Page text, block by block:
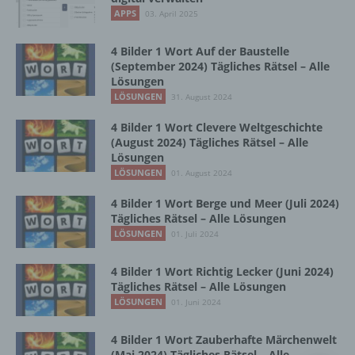
APPS 03. April 2025
4 Bilder 1 Wort Auf der Baustelle
(September 2024) Tägliches Rätsel – Alle
Lösungen
LÖSUNGEN 31. August 2024
4 Bilder 1 Wort Clevere Weltgeschichte
(August 2024) Tägliches Rätsel – Alle
Lösungen
LÖSUNGEN 01. August 2024
4 Bilder 1 Wort Berge und Meer (Juli 2024)
Tägliches Rätsel – Alle Lösungen
LÖSUNGEN 01. Juli 2024
4 Bilder 1 Wort Richtig Lecker (Juni 2024)
Tägliches Rätsel – Alle Lösungen
LÖSUNGEN 01. Juni 2024
4 Bilder 1 Wort Zauberhafte Märchenwelt
Zusammenhang mit personenbezogenen
Organisation, das Ordnen, die Speicherung,
die Anpassung oder Veränderung, das
Auslesen, das Abfragen, die Verwendung,
die Offenlegung durch Übermittlung,
Bereitstellung, den Abgleich oder die
Verknüpfung, die Einschränkung, das
Löschen oder die Vernichtung.
d) Einschränkung der Verarbeitung
Einschränkung der Verarbeitung ist die
Markierung gespeicherter
personenbezogener Daten mit dem Ziel, ihre
künftige Verarbeitung einzuschränken.
e) Profiling